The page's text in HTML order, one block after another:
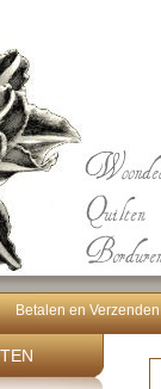
Betalen en Verzenden